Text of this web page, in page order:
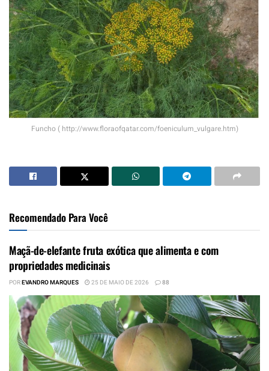
Funcho ( http://www.floraofqatar.com/foeniculum_vulgare.htm)
Recomendado Para Você
Maçã-de-elefante fruta exótica que alimenta e com
propriedades medicinais
POREVANDRO MARQUES 25 DE MAIO DE 2026 88